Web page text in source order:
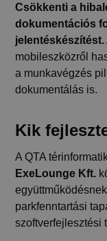
Csökkenti a
dokumentációs
jelentéskészítést.
mobileszközről
a munkavégzés
dokumentálás is.
Kik
A QTA
ExeLounge Kft.
parkfenntartási
szoftverfejlesztési